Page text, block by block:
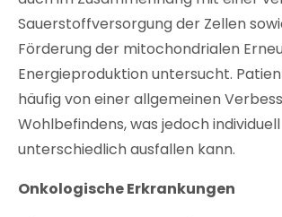
Sauerstoffversorgung der Zellen
Förderung der mitochondrialen
Energieproduktion untersucht.
häufig von einer allgemeinen
Wohlbefindens, was jedoch individuell
unterschiedlich ausfallen kann.
Onkologische Erkrankungen